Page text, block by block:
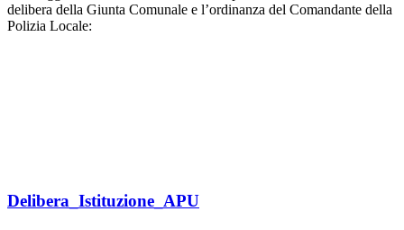
delibera della Giunta Comunale e l’ordinanza del Comandante della
Polizia Locale:
Delibera_Istituzione_APU